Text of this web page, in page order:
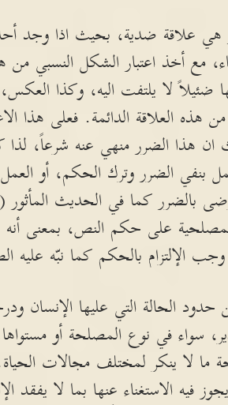
هي علاقة ضدية، بحيث اذا وجد
مع أخذ اعتبار الشكل النسبي من
لا يلتفت اليه، وكذا
العلاقة الدائمة. فعلى هذا
هذا الضرر منهي عنه شرعاً،
بنفي الضرر وترك الحكم، أو
بالضرر كما في الحديث المأثور
على حكم النص، بمعنى
الإلتزام بالحكم كما نبّه عليه
الحالة التي عليها الإنسان
سواء في نوع المصلحة أو
ما لا ينكر لمختلف مجالات
الاستغناء عنها بما لا يفقد